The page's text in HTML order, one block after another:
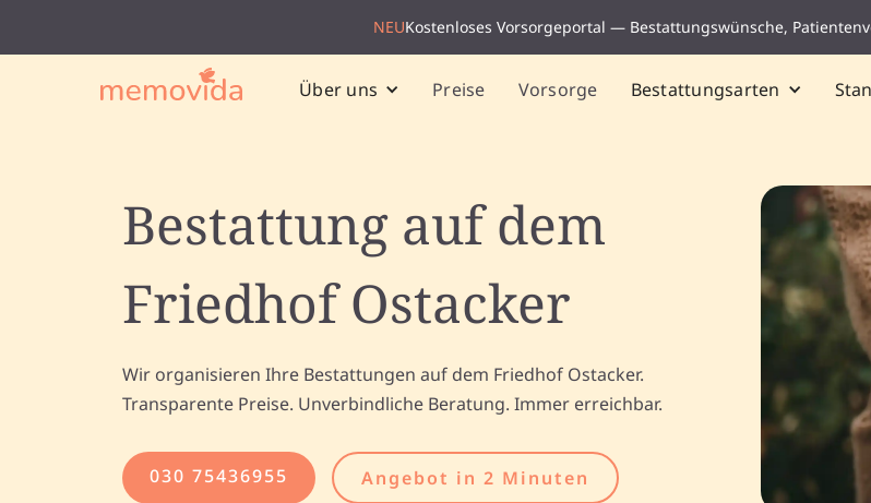
NEUKostenloses Vorsorgeportal — Bestattungswünsche,
Über uns Preise Vorsorge Bestattungsarten
Bestattung auf dem
Friedhof Ostacker
Wir organisieren Ihre Bestattungen auf dem Friedhof Ostacker.
Transparente Preise. Unverbindliche Beratung. Immer erreichbar.
030 75436955 Angebot in 2 Minuten